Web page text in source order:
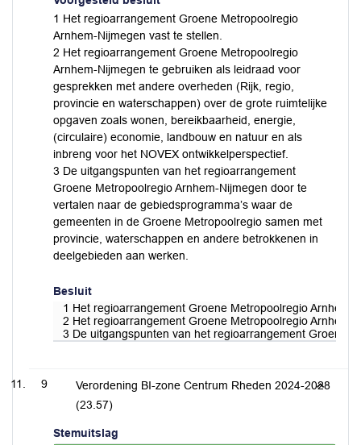
1 Het regioarrangement Groene Metropoolregio
Arnhem-Nijmegen vast te stellen.
2 Het regioarrangement Groene Metropoolregio
Arnhem-Nijmegen te gebruiken als leidraad voor
gesprekken met andere overheden (Rijk, regio,
provincie en waterschappen) over de grote ruimtelijke
opgaven zoals wonen, bereikbaarheid, energie,
(circulaire) economie, landbouw en natuur en als
inbreng voor het NOVEX ontwikkelperspectief.
3 De uitgangspunten van het regioarrangement
Groene Metropoolregio Arnhem-Nijmegen door te
vertalen naar de gebiedsprogramma’s waar de
gemeenten in de Groene Metropoolregio samen met
provincie, waterschappen en andere betrokkenen in
deelgebieden aan werken.
Besluit
1 Het regioarrangement Groene Metropoolregio Arnhem-
2 Het regioarrangement Groene Metropoolregio
3 De uitgangspunten van het regioarrangement Groene
9
Verordening BI-zone Centrum Rheden 2024-2028
(23.57)
Stemuitslag